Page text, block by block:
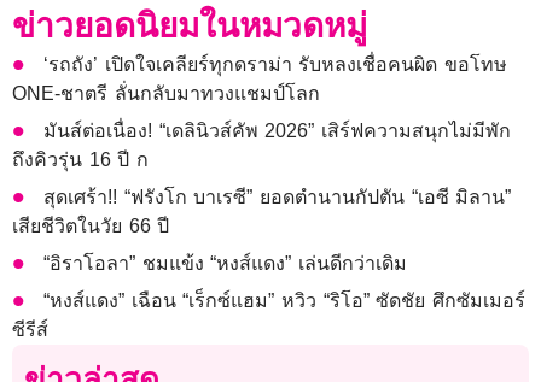
ข่าวยอดนิยมในหมวดหมู่
‘รถถัง’ เปิดใจเคลียร์ทุกดราม่า รับหลงเชื่อคนผิด ขอโทษ
ONE-ชาตรี ลั่นกลับมาทวงแชมป์โลก
มันส์ต่อเนื่อง! “เดลินิวส์คัพ 2026” เสิร์ฟความสนุกไม่มีพัก
ถึงคิวรุ่น 16 ปี ก
สุดเศร้า!! “ฟรังโก บาเรซี” ยอดตำนานกัปตัน “เอซี มิลาน”
เสียชีวิตในวัย 66 ปี
“อิราโอลา” ชมแข้ง “หงส์แดง” เล่นดีกว่าเดิม
“หงส์แดง” เฉือน “เร็กซ์แฮม” หวิว “ริโอ” ซัดชัย ศึกซัมเมอร์
ซีรีส์